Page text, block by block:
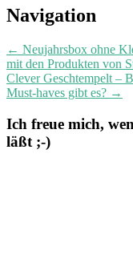
Post
Navigation
← Neujahrsbox ohne
mit den Produkten von
Clever Geschtempelt –
Must-haves gibt es? →
Ich freue mich,
läßt ;-)